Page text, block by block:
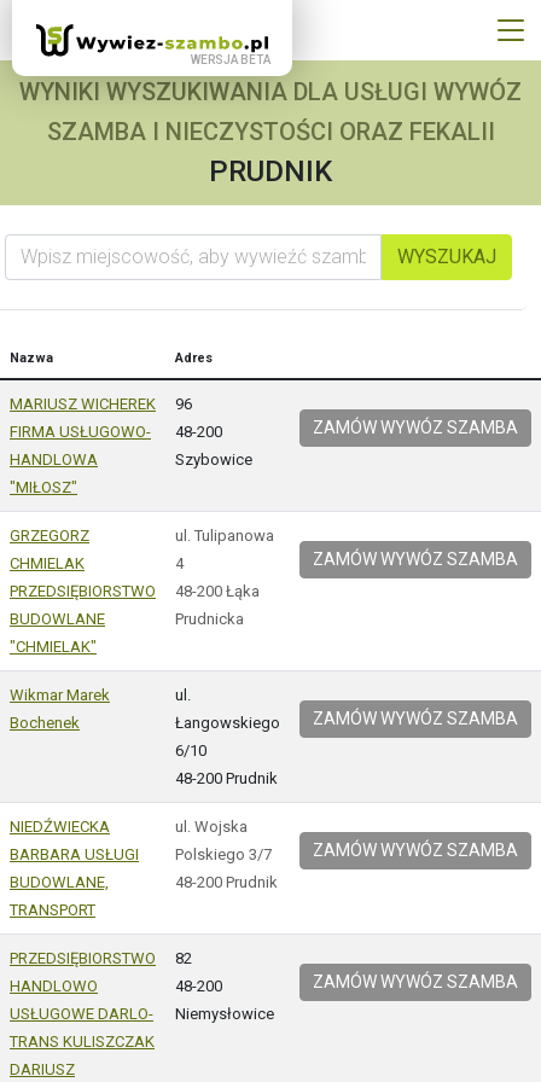
WYNIKI WYSZUKIWANIA DLA USŁUGI WYWÓZ
SZAMBA I NIECZYSTOŚCI ORAZ FEKALII
PRUDNIK
Wpisz miejscowość, aby wywieźć szambo
WYSZUKAJ
Nazwa Adres
MARIUSZ WICHEREK
FIRMA USŁUGOWO-
HANDLOWA
"MIŁOSZ"
96
48-200
Szybowice
ZAMÓW WYWÓZ SZAMBA
GRZEGORZ
CHMIELAK
PRZEDSIĘBIORSTWO
BUDOWLANE
"CHMIELAK"
ul. Tulipanowa
4
48-200 Łąka
Prudnicka
ZAMÓW WYWÓZ SZAMBA
Wikmar Marek
Bochenek
ul.
Łangowskiego
6/10
48-200 Prudnik
ZAMÓW WYWÓZ SZAMBA
NIEDŹWIECKA
BARBARA USŁUGI
BUDOWLANE,
TRANSPORT
ul. Wojska
Polskiego 3/7
48-200 Prudnik
ZAMÓW WYWÓZ SZAMBA
PRZEDSIĘBIORSTWO
HANDLOWO
USŁUGOWE DARLO-
TRANS KULISZCZAK
DARIUSZ
82
48-200
Niemysłowice
ZAMÓW WYWÓZ SZAMBA